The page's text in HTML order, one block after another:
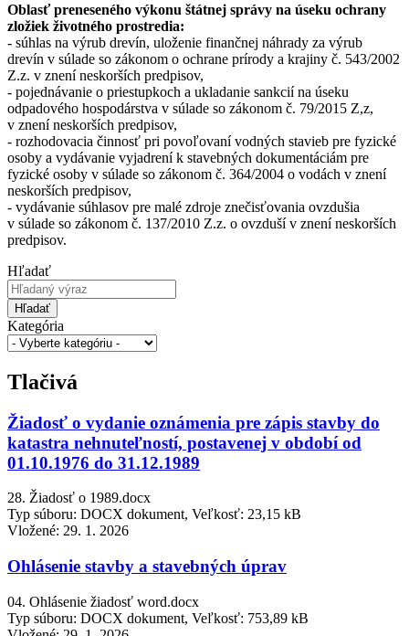
Oblasť preneseného výkonu štátnej správy na úseku ochrany
zložiek životného prostredia:
- súhlas na výrub drevín, uloženie finančnej náhrady za výrub
drevín v súlade so zákonom o ochrane prírody a krajiny č. 543/2002
Z.z. v znení neskorších predpisov,
- pojednávanie o priestupkoch a ukladanie sankcií na úseku
odpadového hospodárstva v súlade so zákonom č. 79/2015 Z,z,
v znení neskorších predpisov,
- rozhodovacia činnosť pri povoľovaní vodných stavieb pre fyzické
osoby a vydávanie vyjadrení k stavebných dokumentáciám pre
fyzické osoby v súlade so zákonom č. 364/2004 o vodách v znení
neskorších predpisov,
- vydávanie súhlasov pre malé zdroje znečisťovania ovzdušia
v súlade so zákonom č. 137/2010 Z.z. o ovzduší v znení neskorších
predpisov.
Hľadať
Hľadať
Kategória
Tlačivá
Žiadosť o vydanie oznámenia pre zápis stavby do
katastra nehnuteľností, postavenej v období od
01.10.1976 do 31.12.1989
28. Žiadosť o 1989.docx
Typ súboru: DOCX dokument, Veľkosť: 23,15 kB
Vložené: 29. 1. 2026
Ohlásenie stavby a stavebných úprav
04. Ohlásenie žiadosť word.docx
Typ súboru: DOCX dokument, Veľkosť: 753,89 kB